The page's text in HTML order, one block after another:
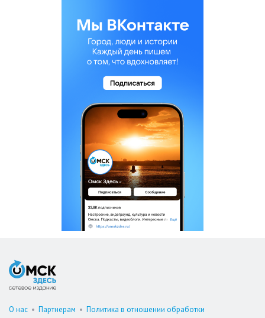
О нас • Партнерам • Политика в отношении обработки